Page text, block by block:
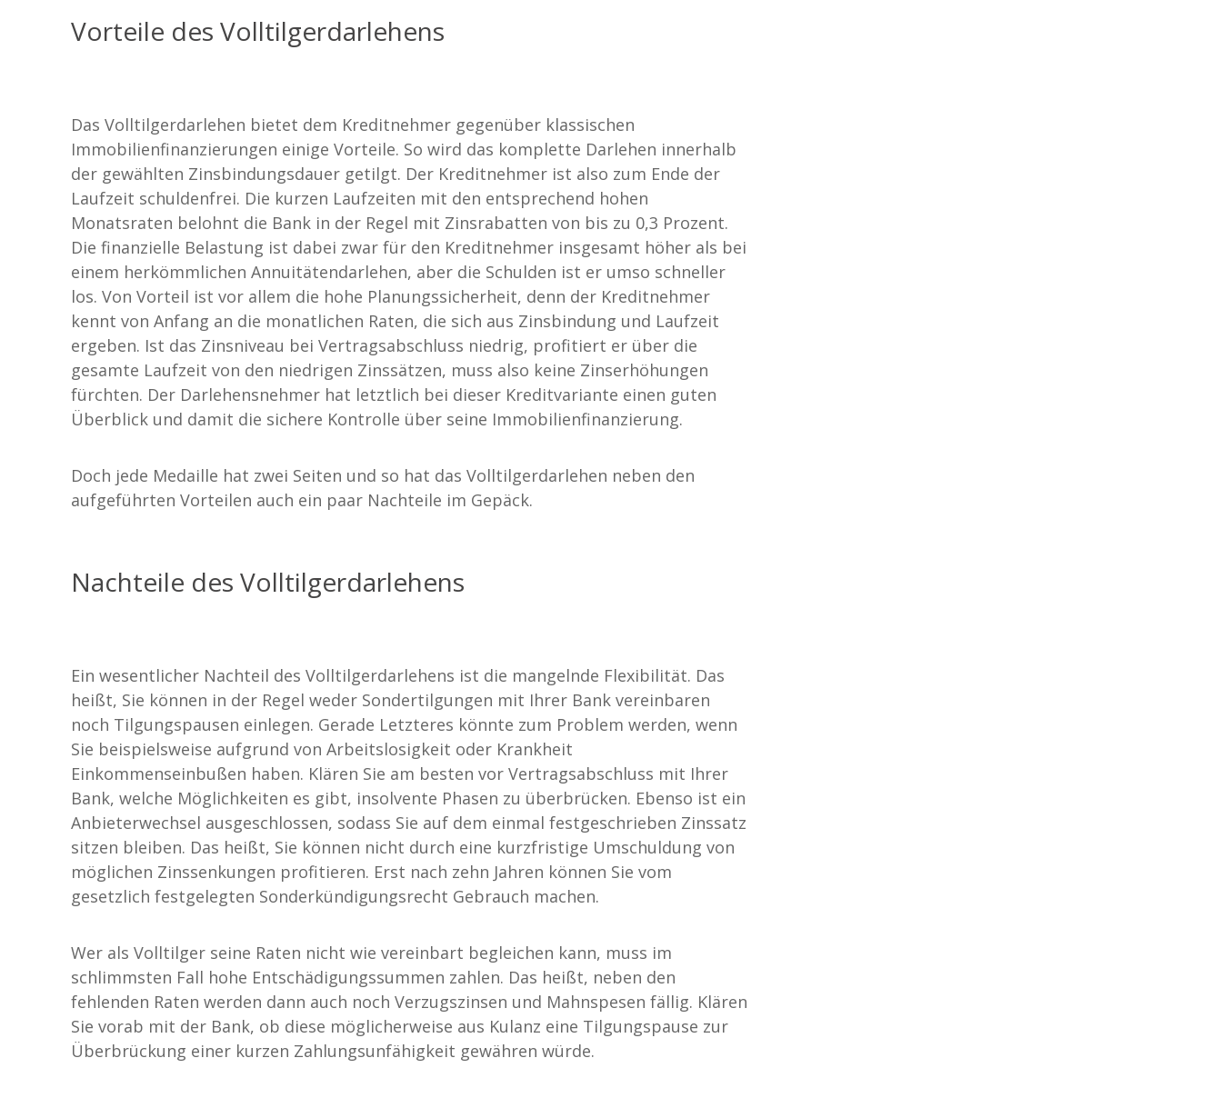
Vorteile des Volltilgerdarlehens
Das Volltilgerdarlehen bietet dem Kreditnehmer gegenüber klassischen
Immobilienfinanzierungen einige Vorteile. So wird das komplette Darlehen innerhalb
der gewählten Zinsbindungsdauer getilgt. Der Kreditnehmer ist also zum Ende der
Laufzeit schuldenfrei. Die kurzen Laufzeiten mit den entsprechend hohen
Monatsraten belohnt die Bank in der Regel mit Zinsrabatten von bis zu 0,3 Prozent.
Die finanzielle Belastung ist dabei zwar für den Kreditnehmer insgesamt höher als bei
einem herkömmlichen Annuitätendarlehen, aber die Schulden ist er umso schneller
los. Von Vorteil ist vor allem die hohe Planungssicherheit, denn der Kreditnehmer
kennt von Anfang an die monatlichen Raten, die sich aus Zinsbindung und Laufzeit
ergeben. Ist das Zinsniveau bei Vertragsabschluss niedrig, profitiert er über die
gesamte Laufzeit von den niedrigen Zinssätzen, muss also keine Zinserhöhungen
fürchten. Der Darlehensnehmer hat letztlich bei dieser Kreditvariante einen guten
Überblick und damit die sichere Kontrolle über seine Immobilienfinanzierung.
Doch jede Medaille hat zwei Seiten und so hat das Volltilgerdarlehen neben den
aufgeführten Vorteilen auch ein paar Nachteile im Gepäck.
Nachteile des Volltilgerdarlehens
Ein wesentlicher Nachteil des Volltilgerdarlehens ist die mangelnde Flexibilität. Das
heißt, Sie können in der Regel weder Sondertilgungen mit Ihrer Bank vereinbaren
noch Tilgungspausen einlegen. Gerade Letzteres könnte zum Problem werden, wenn
Sie beispielsweise aufgrund von Arbeitslosigkeit oder Krankheit
Einkommenseinbußen haben. Klären Sie am besten vor Vertragsabschluss mit Ihrer
Bank, welche Möglichkeiten es gibt, insolvente Phasen zu überbrücken. Ebenso ist ein
Anbieterwechsel ausgeschlossen, sodass Sie auf dem einmal festgeschrieben Zinssatz
sitzen bleiben. Das heißt, Sie können nicht durch eine kurzfristige Umschuldung von
möglichen Zinssenkungen profitieren. Erst nach zehn Jahren können Sie vom
gesetzlich festgelegten Sonderkündigungsrecht Gebrauch machen.
Wer als Volltilger seine Raten nicht wie vereinbart begleichen kann, muss im
schlimmsten Fall hohe Entschädigungssummen zahlen. Das heißt, neben den
fehlenden Raten werden dann auch noch Verzugszinsen und Mahnspesen fällig. Klären
Sie vorab mit der Bank, ob diese möglicherweise aus Kulanz eine Tilgungspause zur
Überbrückung einer kurzen Zahlungsunfähigkeit gewähren würde.